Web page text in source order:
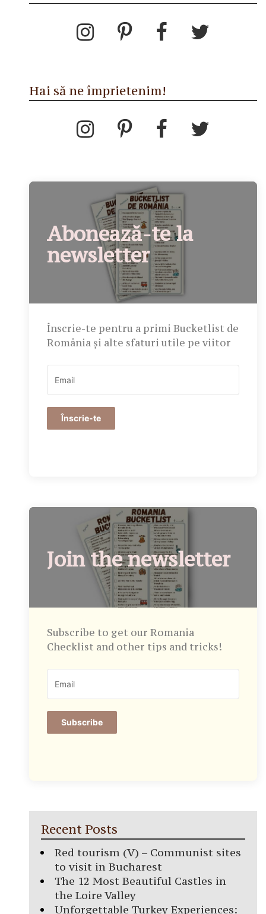
Hai să ne împrietenim!
Abonează-te la
newsletter
Înscrie-te pentru a primi Bucketlist de
România și alte sfaturi utile pe viitor
Înscrie-te
Join the newsletter
Subscribe to get our Romania
Checklist and other tips and tricks!
Subscribe
Recent Posts
Red tourism (V) – Communist sites
to visit in Bucharest
The 12 Most Beautiful Castles in
the Loire Valley
Unforgettable Turkey Experiences: